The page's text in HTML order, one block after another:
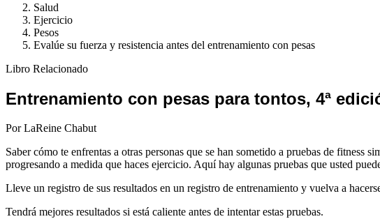
Salud
Ejercicio
Pesos
Evalúe su fuerza y resistencia antes del entrenamiento con pesas
Libro Relacionado
Entrenamiento con pesas para tontos, 4ª
Por LaReine Chabut
Saber cómo te enfrentas a otras personas que se han sometido a pruebas de fitness
progresando a medida que haces ejercicio. Aquí hay algunas pruebas que usted
Lleve un registro de sus resultados en un registro de entrenamiento y vuelva a
Tendrá mejores resultados si está caliente antes de intentar estas pruebas.